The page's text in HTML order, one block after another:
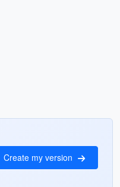
Create my version